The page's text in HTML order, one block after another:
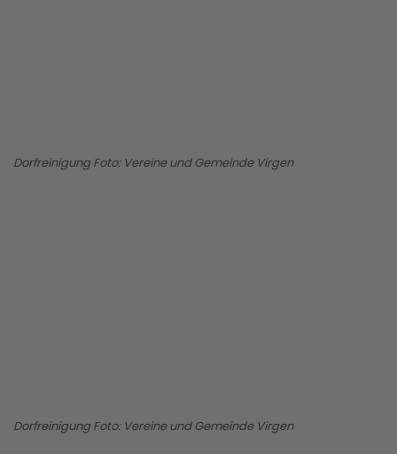
Dorfreinigung Foto: Vereine und Gemeinde Virgen
Dorfreinigung Foto: Vereine und Gemeinde Virgen